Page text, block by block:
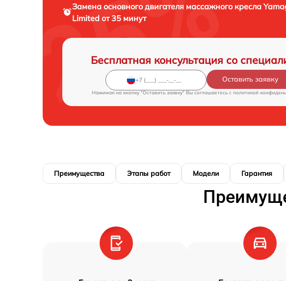
Замена основного двигателя массажного кресла
Limited от 35 минут
Бесплатная консультация со
Оставить заявку
Нажимая на кнопку "Оставить заявку" Вы соглашаетесь c политикой
Преимущества Этапы работ Модели Гарантия